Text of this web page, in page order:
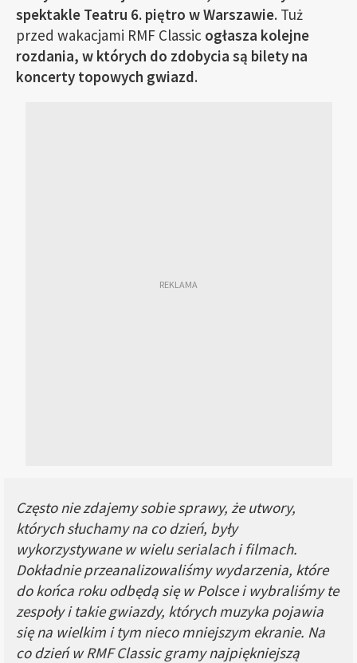
spektakle Teatru 6. piętro w Warszawie. Tuż
przed wakacjami RMF Classic ogłasza kolejne
rozdania, w których do zdobycia są bilety na
koncerty topowych gwiazd.
Często nie zdajemy sobie sprawy, że utwory,
których słuchamy na co dzień, były
wykorzystywane w wielu serialach i filmach.
Dokładnie przeanalizowaliśmy wydarzenia, które
do końca roku odbędą się w Polsce i wybraliśmy te
zespoły i takie gwiazdy, których muzyka pojawia
się na wielkim i tym nieco mniejszym ekranie. Na
co dzień w RMF Classic gramy najpiękniejszą